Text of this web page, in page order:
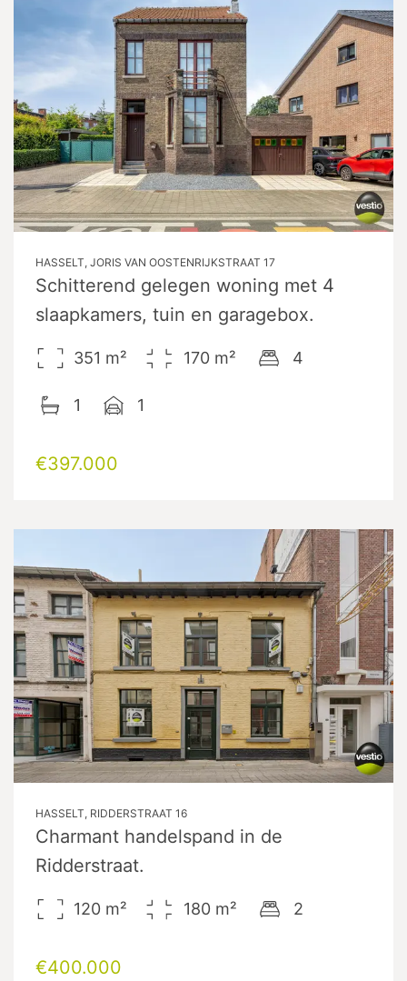
HASSELT, JORIS VAN OOSTENRIJKSTRAAT 17
Schitterend gelegen woning met 4
slaapkamers, tuin en garagebox.
351 m² 170 m² 4
1 1
€397.000
HASSELT, RIDDERSTRAAT 16
Charmant handelspand in de
Ridderstraat.
120 m² 180 m² 2
€400.000